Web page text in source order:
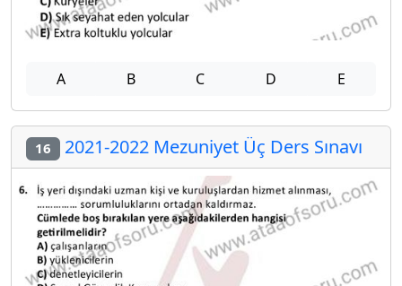
A B C D E
16 2021-2022 Mezuniyet Üç Ders Sınavı